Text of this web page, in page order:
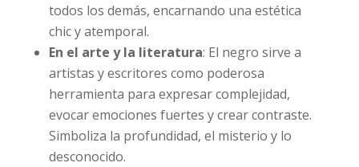
todos los demás, encarnando una estética
chic y atemporal.
En el arte y la literatura: El negro sirve a
artistas y escritores como poderosa
herramienta para expresar complejidad,
evocar emociones fuertes y crear contraste.
Simboliza la profundidad, el misterio y lo
desconocido.